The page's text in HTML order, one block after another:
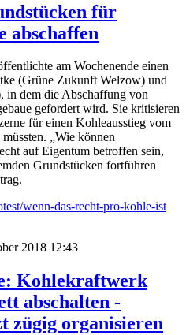
für
abschaffen
am Wochenende einen
(Grüne Zukunft Welzow) und
dem die Abschaffung von
gefordert wird. Sie kritisieren
für einen Kohleausstieg vom
„Wie können
auf Eigentum betroffen sein,
Grundstücken fortführen
wenn-das-recht-pro-kohle-ist
2018 12:43
Kohlekraftwerk
abschalten -
zügig organisieren